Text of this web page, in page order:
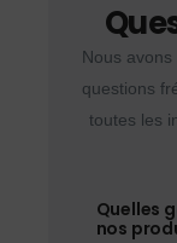
Nous
questions
toutes les
Quelles
nos